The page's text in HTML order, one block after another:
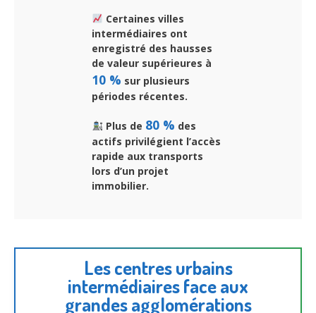
Certaines villes
intermédiaires ont
enregistré des hausses
de valeur supérieures à
10 % sur plusieurs
périodes récentes.
Plus de 80 % des
actifs privilégient l’accès
rapide aux transports
lors d’un projet
immobilier.
Les centres urbains
intermédiaires face aux
grandes agglomérations